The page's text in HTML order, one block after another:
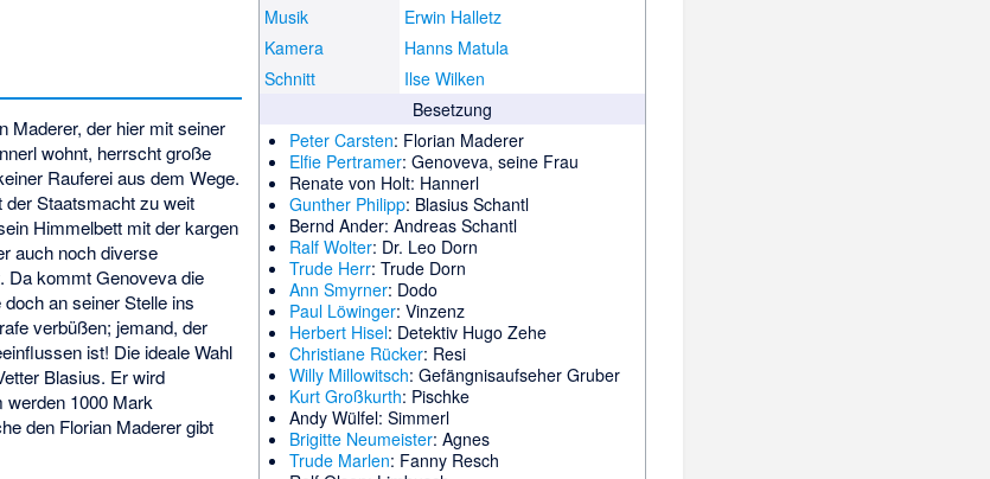
Musik
Erwin Halletz
Kamera
Hanns Matula
Schnitt
Ilse Wilken
Besetzung
Peter Carsten: Florian Maderer
Elfie Pertramer: Genoveva, seine Frau
Renate von Holt: Hannerl
Gunther Philipp: Blasius Schantl
Bernd Ander: Andreas Schantl
Ralf Wolter: Dr. Leo Dorn
Trude Herr: Trude Dorn
Ann Smyrner: Dodo
Paul Löwinger: Vinzenz
Herbert Hisel: Detektiv Hugo Zehe
Christiane Rücker: Resi
Willy Millowitsch: Gefängnisaufseher Gruber
Kurt Großkurth: Pischke
Andy Wülfel: Simmerl
Brigitte Neumeister: Agnes
Trude Marlen: Fanny Resch
Maderer, der hier mit seiner
wohnt, herrscht große
Rauferei aus dem Wege.
Staatsmacht zu weit
Himmelbett mit der kargen
auch noch diverse
Da kommt Genoveva die
an seiner Stelle ins
verbüßen; jemand, der
ist! Die ideale Wahl
Blasius. Er wird
werden 1000 Mark
den Florian Maderer gibt